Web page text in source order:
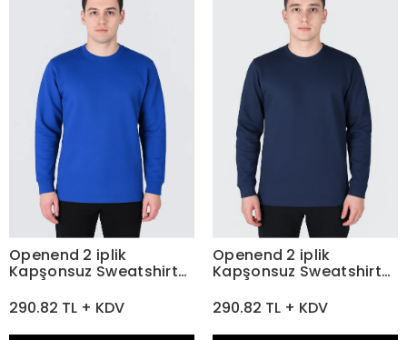
Openend 2 iplik
Kapşonsuz Sweatshirt
290.82 TL + KDV
Openend 2 iplik
Kapşonsuz Sweatshirt
290.82 TL + KDV